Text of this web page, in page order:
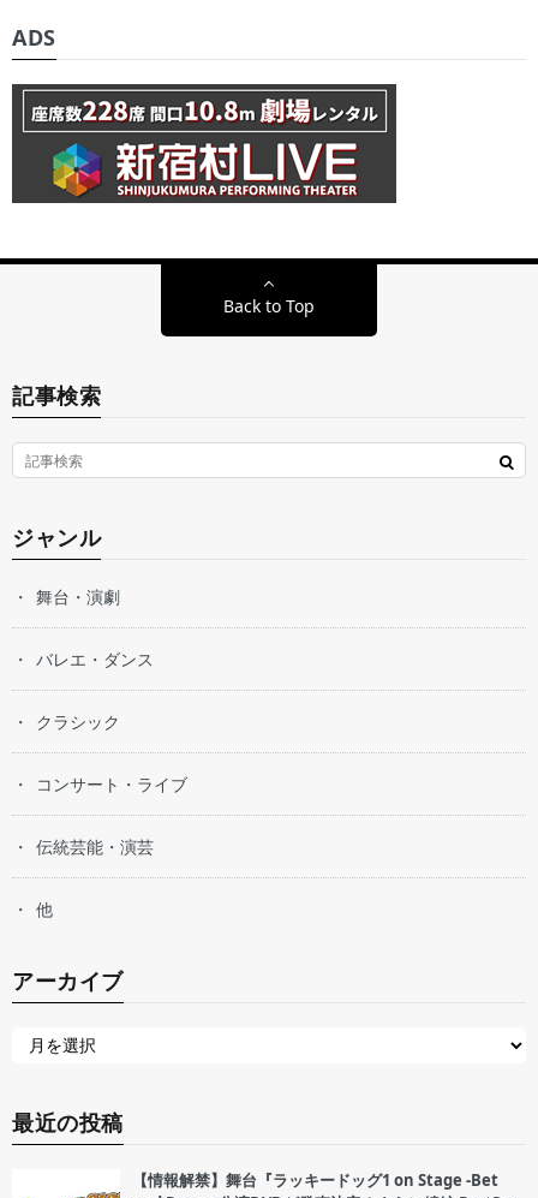
ADS
Back to Top
記事検索
ジャンル
舞台・演劇
バレエ・ダンス
クラシック
コンサート・ライブ
伝統芸能・演芸
他
アーカイブ
最近の投稿
【情報解禁】舞台『ラッキードッグ1 on Stage -Bet